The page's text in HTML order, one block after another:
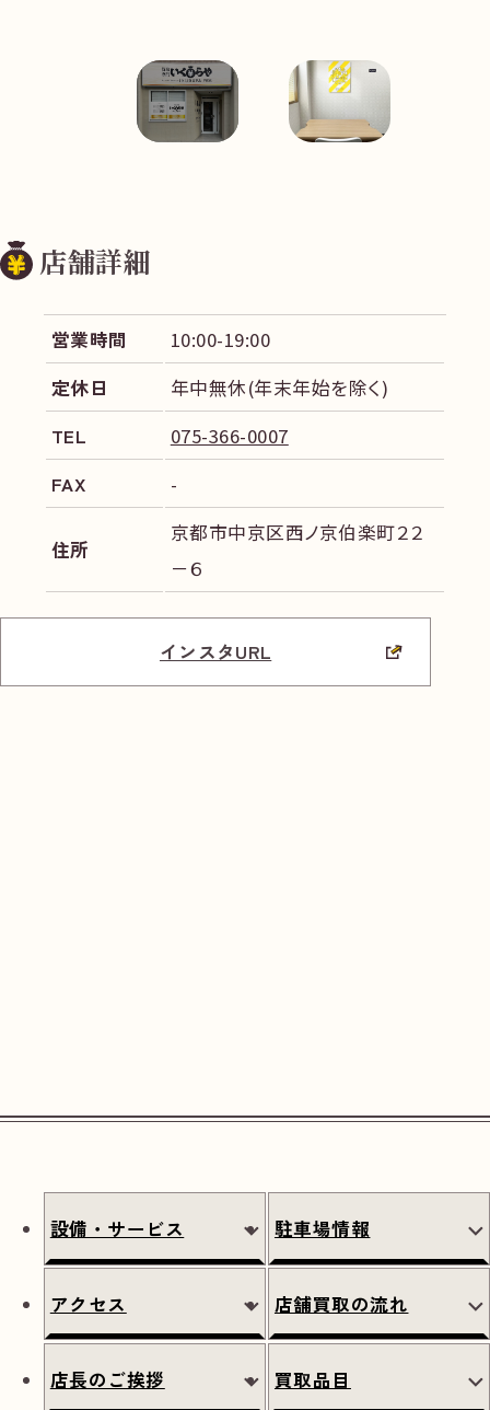
店舗詳細
営業時間
10:00-19:00
定休日
年中無休(年末年始を除く)
TEL
075-366-0007
FAX
-
住所
京都市中京区西ノ京伯楽町２２
－６
インスタURL
設備・サービス 駐車場情報
アクセス 店舗買取の流れ
店長のご挨拶 買取品目